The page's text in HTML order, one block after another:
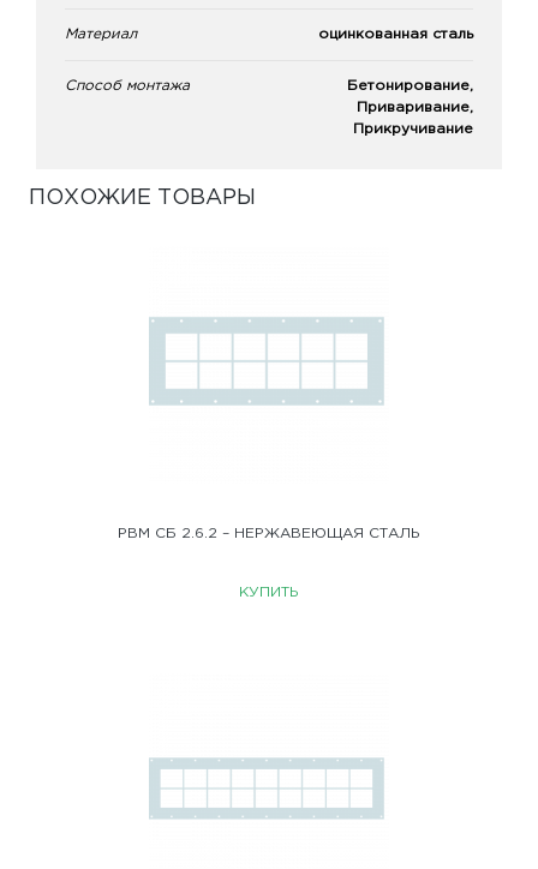
Материал оцинкованная сталь
Способ монтажа
Бетонирование,
Приваривание,
Прикручивание
ПОХОЖИЕ ТОВАРЫ
РВМ СБ 2.6.2 – НЕРЖАВЕЮЩАЯ СТАЛЬ
КУПИТЬ